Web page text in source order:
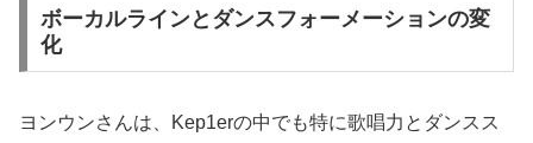
ボーカルラインとダンスフォーメーションの変
化
ヨンウンさんは、Kep1erの中でも特に歌唱力とダンスス